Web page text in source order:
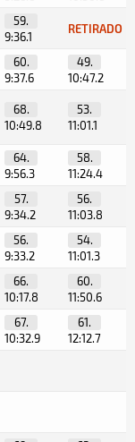
59.
9:36.1
RETIRADO
60.
9:37.6
49.
10:47.2
68.
10:49.8
53.
11:01.1
64.
9:56.3
58.
11:24.4
57.
9:34.2
56.
11:03.8
56.
9:33.2
54.
11:01.3
66.
10:17.8
60.
11:50.6
67.
10:32.9
61.
12:12.7